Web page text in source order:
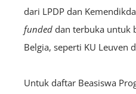
dari LPDP dan
funded dan terbuka untuk
Belgia, seperti KU Leuven
Untuk daftar Beasiswa